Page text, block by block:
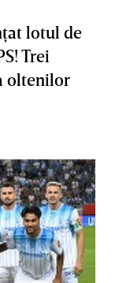
lotul de
Trei
oltenilor